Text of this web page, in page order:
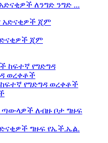
ለንግድ ንግድ ...
ጂም
የግድግዳ ወረቀቶች
ግዙፍ የኤች.ኤል.